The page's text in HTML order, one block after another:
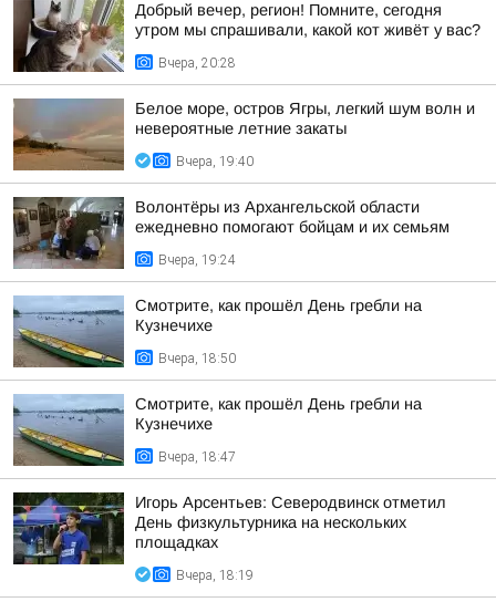
Добрый вечер, регион! Помните, сегодня
утром мы спрашивали, какой кот живёт у вас?
Вчера, 20:28
Белое море, остров Ягры, легкий шум волн и
невероятные летние закаты
Вчера, 19:40
Волонтёры из Архангельской области
ежедневно помогают бойцам и их семьям
Вчера, 19:24
Смотрите, как прошёл День гребли на
Кузнечихе
Вчера, 18:50
Смотрите, как прошёл День гребли на
Кузнечихе
Вчера, 18:47
Игорь Арсентьев: Северодвинск отметил
День физкультурника на нескольких
площадках
Вчера, 18:19